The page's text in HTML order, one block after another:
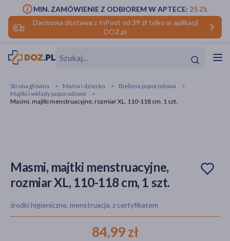
Darmowa dostawa z InPost od 39 zł tylko w aplikacji
DOZ.pl
MIN. ZAMÓWIENIE Z ODBIOREM W APTECE: 25 ZŁ
Strona główna Mama i dziecko
Bielizna poporodowa
Majtki i wkłady poporodowe
Masmi, majtki menstruacyjne, rozmiar XL, 110-118 cm, 1 szt.
Masmi, majtki menstruacyjne,
rozmiar XL, 110-118 cm, 1 szt.
środki higieniczne, menstruacja, z certyfikatem
84,99 zł